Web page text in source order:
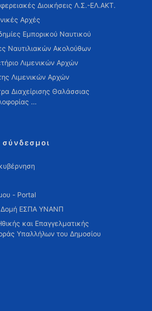
Διοικήσεις Λ.Σ.-ΕΛ.ΑΚΤ.
Αρχές
Εμπορικού Ναυτικού
Ναυτιλιακών Ακολούθων
Λιμενικών Αρχών
Λιμενικών Αρχών
Διαχείρισης Θαλάσσιας
…
σύνδεσμοι
- Portal
Δομή ΕΣΠΑ ΥΝΑΝΠ
και Επαγγελματικής
Υπαλλήλων του Δημοσίου